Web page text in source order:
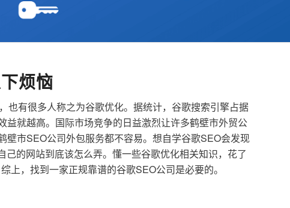
烦恼
也有很多人称之为谷歌优化。据统计，谷歌搜索引擎占据
就越高。国际市场竞争的日益激烈让许多鹤壁市外贸公
市SEO公司外包服务都不容易。想自学谷歌SEO会发现
的网站到底该怎么弄。懂一些谷歌优化相关知识，花了
，找到一家正规靠谱的谷歌SEO公司是必要的。